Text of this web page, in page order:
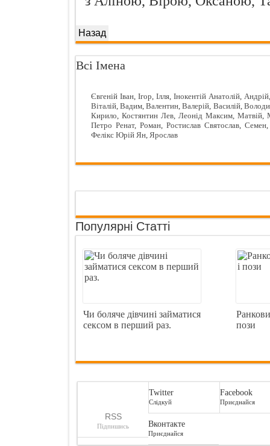
Всі Імена
Євгеній Іван,Ігор,Ілля,Інокентій Анатолій,Андрій
Віталій,Вадим,Валентин,Валерій, Василій,
Кирило,Костянтин Лев,Леонід Максим,Матвій,
Петро Ренат, Роман, Ростислав Святослав, Семен
Фелікс Юрій Ян, Ярослав
Популярні Статті
Чи боляче дівчині займатися
сексом в перший раз.
пози
RSS
Підпишись
Twitter
Слідкуй
Facebook
Приєднайся
Вконтакте
Приєднайся